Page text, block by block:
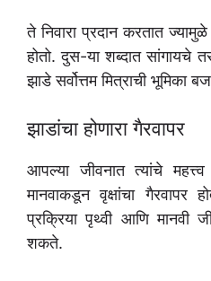
ते निवारा प्रदान करतात
होतो. दुस-या शब्दात सांगायचे
झाडे सर्वोत्तम मित्राची भूमिका
झाडांचा होणारा गैरवापर
आपल्या जीवनात त्यांचे
मानवाकडून वृक्षांचा
प्रक्रिया पृथ्वी आणि मानवी
शकते.